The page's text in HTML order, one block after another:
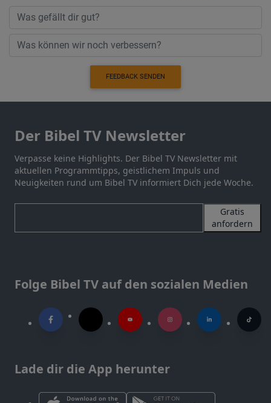
FEEDBACK SENDEN
Der Bibel TV Newsletter
Verpasse keine Highlights. Der Bibel TV Newsletter mit
aktuellen Programmtipps, geistlichem Impuls und
Neuigkeiten rund um Bibel TV informiert Dich jede Woche.
Gratis
anfordern
Folge Bibel TV auf den sozialen Medien
Lade dir die App herunter